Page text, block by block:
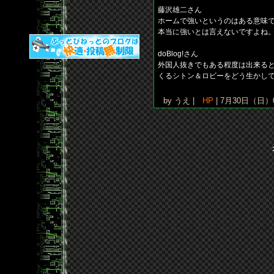
藤沢雄二さん
ホームで強いというのはある意味
本当に強いとは言えないですよね
doBlog!さん
外国人抜きでもある程度は出来る
くるシトン＆ロビーをどう生かし
by うえ | HP | 7月30日（日